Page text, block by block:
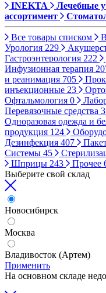
INEKTA Лечебные
ассортимент
Все товары списком
Урология 229
Гастроэнтерология 222
Инфузионная терапия
и реанимация 705
инъекционные 23
Офтальмология 0
Перевязочные средства
Одноразовая одежда и
продукция 124
Дезинфекция 407
Системы 45
Шприцы 243 Прочее
Выберите свой склад
Новосибирск
Москва
Владивосток (Артем)
Применить
На основном складе